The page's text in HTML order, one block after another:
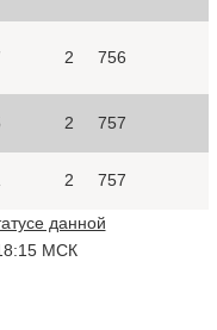
2 756
2 757
2 757
данной
МСК